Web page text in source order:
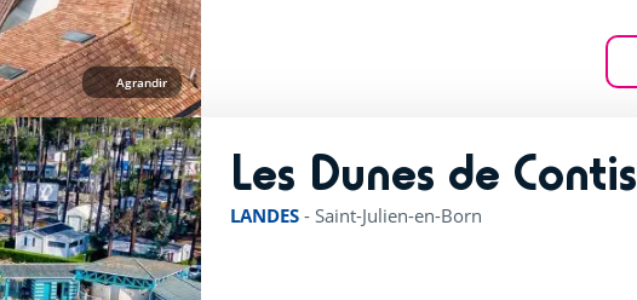
Agrandir
Les Dunes de Contis
LANDES - Saint-Julien-en-Born